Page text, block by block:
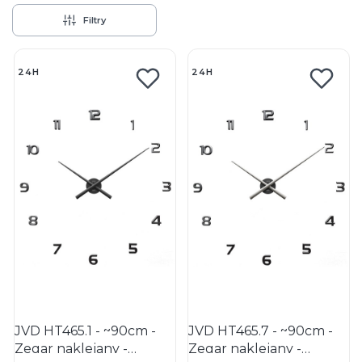
Filtry
24H
JVD HT465.1 - ~90cm -
Zegar naklejany -
24H
JVD HT465.7 - ~90cm -
Zegar naklejany -